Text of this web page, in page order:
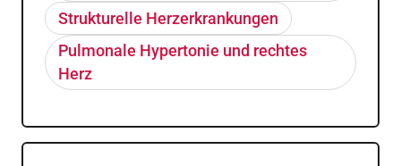
Strukturelle Herzerkrankungen
Pulmonale Hypertonie und rechtes
Herz